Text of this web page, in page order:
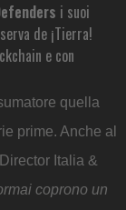
i suoi
de ¡Tierra!
e con
quella
prime. Anche al
Italia &
coprono un